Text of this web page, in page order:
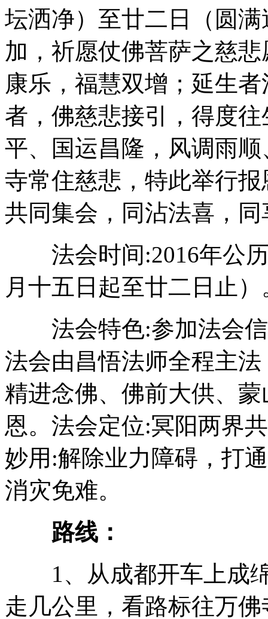
坛洒净）至廿二日（圆
加，祈愿仗佛菩萨之慈
康乐，福慧双增；延生
者，佛慈悲接引，得度
平、国运昌隆，风调雨
寺常住慈悲，特此举行
共同集会，同沾法喜，
法会时间:2016年公历
月十五日起至廿二日止）
法会特色:参加法会信
法会由昌悟法师全程主
精进念佛、佛前大供、
恩。法会定位:冥阳两界
妙用:解除业力障碍，打
消灾免难。
路线：
1、从成都开车上成绵
走几公里，看路标往万